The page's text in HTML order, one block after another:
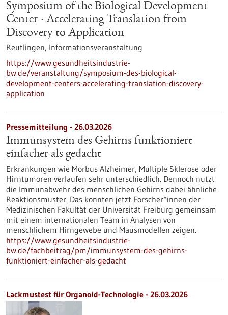
Symposium of the Biological Development
Center - Accelerating Translation from
Discovery to Application
Reutlingen, Informationsveranstaltung
https://www.gesundheitsindustrie-
bw.de/veranstaltung/symposium-des-biological-
development-centers-accelerating-translation-discovery-
application
Pressemitteilung - 26.03.2026
Immunsystem des Gehirns funktioniert
einfacher als gedacht
Erkrankungen wie Morbus Alzheimer, Multiple Sklerose oder
Hirntumoren verlaufen sehr unterschiedlich. Dennoch nutzt
die Immunabwehr des menschlichen Gehirns dabei ähnliche
Reaktionsmuster. Das konnten jetzt Forscher*innen der
Medizinischen Fakultät der Universität Freiburg gemeinsam
mit einem internationalen Team in Analysen von
menschlichem Hirngewebe und Mausmodellen zeigen.
https://www.gesundheitsindustrie-
bw.de/fachbeitrag/pm/immunsystem-des-gehirns-
funktioniert-einfacher-als-gedacht
Lackmustest für Organoid-Technologie - 26.03.2026